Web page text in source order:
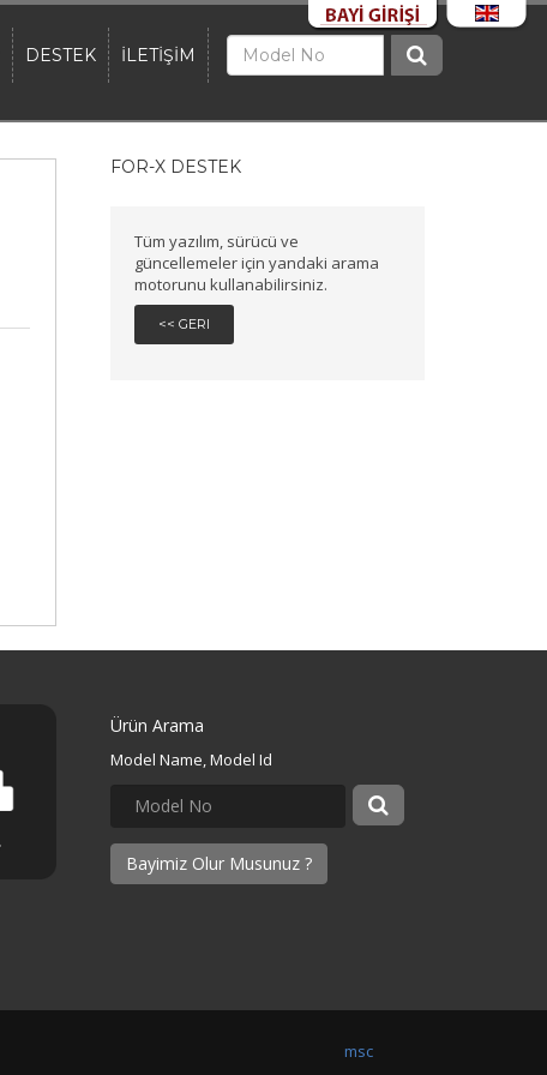
DESTEK İLETİŞİM
FOR-X DESTEK
Tüm yazılım, sürücü ve
güncellemeler için yandaki arama
motorunu kullanabilirsiniz.
<< GERI
Ürün Arama
Model Name, Model Id
Bayimiz Olur Musunuz ?
msc